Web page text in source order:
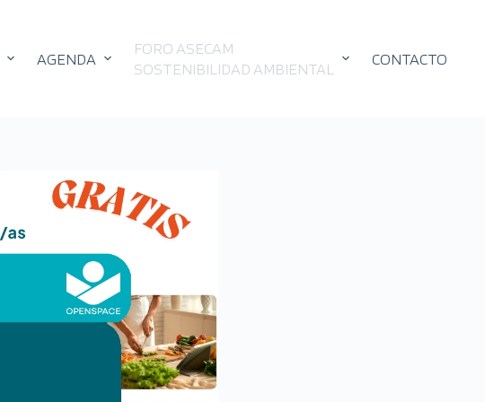
AGENDA
FORO ASECAM
SOSTENIBILIDAD AMBIENTAL
CONTACTO